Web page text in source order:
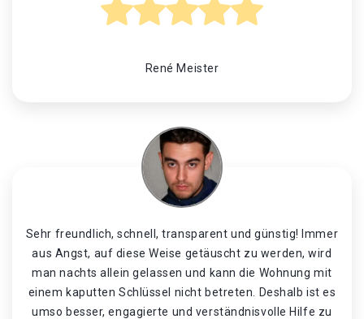
René Meister
Sehr freundlich, schnell, transparent und günstig! Immer
aus Angst, auf diese Weise getäuscht zu werden, wird
man nachts allein gelassen und kann die Wohnung mit
einem kaputten Schlüssel nicht betreten. Deshalb ist es
umso besser, engagierte und verständnisvolle Hilfe zu